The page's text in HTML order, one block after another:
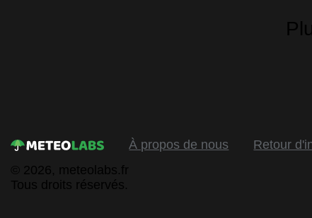
À propos de nous Retour
© 2026, meteolabs.fr
Tous droits réservés.